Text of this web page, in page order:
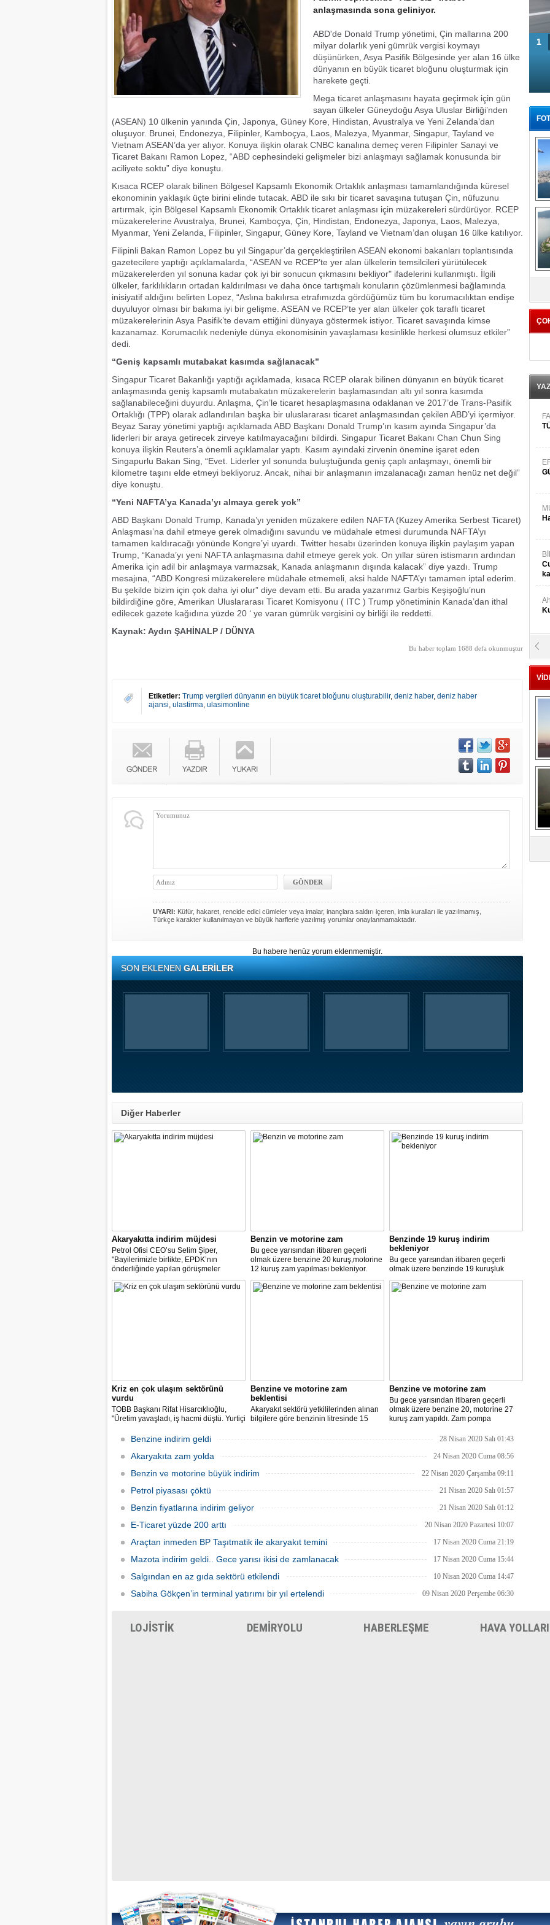
anlaşmasında sona geliniyor.
ABD'de Donald Trump yönetimi, Çin mallarına 200
milyar dolarlık yeni gümrük vergisi koymayı
düşünürken, Asya Pasifik Bölgesinde yer alan 16 ülke
dünyanın en büyük ticaret bloğunu oluşturmak için
harekete geçti.
Mega ticaret anlaşmasını hayata geçirmek için gün
sayan ülkeler Güneydoğu Asya Uluslar Birliği’nden
(ASEAN) 10 ülkenin yanında Çin, Japonya, Güney Kore, Hindistan, Avustralya ve Yeni Zelanda’dan
oluşuyor. Brunei, Endonezya, Filipinler, Kamboçya, Laos, Malezya, Myanmar, Singapur, Tayland ve
Vietnam ASEAN’da yer alıyor. Konuya ilişkin olarak CNBC kanalına demeç veren Filipinler Sanayi ve
Ticaret Bakanı Ramon Lopez, “ABD cephesindeki gelişmeler bizi anlaşmayı sağlamak konusunda bir
aciliyete soktu” diye konuştu.
Kısaca RCEP olarak bilinen Bölgesel Kapsamlı Ekonomik Ortaklık anlaşması tamamlandığında küresel
ekonominin yaklaşık üçte birini elinde tutacak. ABD ile sıkı bir ticaret savaşına tutuşan Çin, nüfuzunu
artırmak, için Bölgesel Kapsamlı Ekonomik Ortaklık ticaret anlaşması için müzakereleri sürdürüyor. RCEP
müzakerelerine Avustralya, Brunei, Kamboçya, Çin, Hindistan, Endonezya, Japonya, Laos, Malezya,
Myanmar, Yeni Zelanda, Filipinler, Singapur, Güney Kore, Tayland ve Vietnam’dan oluşan 16 ülke katılıyor.
Filipinli Bakan Ramon Lopez bu yıl Singapur’da gerçekleştirilen ASEAN ekonomi bakanları toplantısında
gazetecilere yaptığı açıklamalarda, “ASEAN ve RCEP’te yer alan ülkelerin temsilcileri yürütülecek
müzakerelerden yıl sonuna kadar çok iyi bir sonucun çıkmasını bekliyor" ifadelerini kullanmıştı. İlgili
ülkeler, farklılıkların ortadan kaldırılması ve daha önce tartışmalı konuların çözümlenmesi bağlamında
inisiyatif aldığını belirten Lopez, “Aslına bakılırsa etrafımızda gördüğümüz tüm bu korumacılıktan endişe
duyuluyor olması bir bakıma iyi bir gelişme. ASEAN ve RCEP’te yer alan ülkeler çok taraflı ticaret
müzakerelerinin Asya Pasifik’te devam ettiğini dünyaya göstermek istiyor. Ticaret savaşında kimse
kazanamaz. Korumacılık nedeniyle dünya ekonomisinin yavaşlaması kesinlikle herkesi olumsuz etkiler”
dedi.
“Geniş kapsamlı mutabakat kasımda sağlanacak”
Singapur Ticaret Bakanlığı yaptığı açıklamada, kısaca RCEP olarak bilinen dünyanın en büyük ticaret
anlaşmasında geniş kapsamlı mutabakatın müzakerelerin başlamasından altı yıl sonra kasımda
sağlanabileceğini duyurdu. Anlaşma, Çin’le ticaret hesaplaşmasına odaklanan ve 2017’de Trans-Pasifik
Ortaklığı (TPP) olarak adlandırılan başka bir uluslararası ticaret anlaşmasından çekilen ABD’yi içermiyor.
Beyaz Saray yönetimi yaptığı açıklamada ABD Başkanı Donald Trump’ın kasım ayında Singapur’da
liderleri bir araya getirecek zirveye katılmayacağını bildirdi. Singapur Ticaret Bakanı Chan Chun Sing
konuya ilişkin Reuters’a önemli açıklamalar yaptı. Kasım ayındaki zirvenin önemine işaret eden
Singapurlu Bakan Sing, “Evet. Liderler yıl sonunda buluştuğunda geniş çaplı anlaşmayı, önemli bir
kilometre taşını elde etmeyi bekliyoruz. Ancak, nihai bir anlaşmanın imzalanacağı zaman henüz net değil”
diye konuştu.
“Yeni NAFTA’ya Kanada’yı almaya gerek yok”
ABD Başkanı Donald Trump, Kanada’yı yeniden müzakere edilen NAFTA (Kuzey Amerika Serbest Ticaret)
Anlaşması’na dahil etmeye gerek olmadığını savundu ve müdahale etmesi durumunda NAFTA’yı
tamamen kaldıracağı yönünde Kongre’yi uyardı. Twitter hesabı üzerinden konuya ilişkin paylaşım yapan
Trump, “Kanada’yı yeni NAFTA anlaşmasına dahil etmeye gerek yok. On yıllar süren istismarın ardından
Amerika için adil bir anlaşmaya varmazsak, Kanada anlaşmanın dışında kalacak” diye yazdı. Trump
mesajına, “ABD Kongresi müzakerelere müdahale etmemeli, aksi halde NAFTA’yı tamamen iptal ederim.
Bu şekilde bizim için çok daha iyi olur” diye devam etti. Bu arada yazarımız Garbis Keşişoğlu’nun
bildirdiğine göre, Amerikan Uluslararası Ticaret Komisyonu ( ITC ) Trump yönetiminin Kanada’dan ithal
edilecek gazete kağıdına yüzde 20 ‘ ye varan gümrük vergisini oy birliği ile reddetti.
Kaynak: Aydın ŞAHİNALP / DÜNYA
Bu haber toplam 1688 defa okunmuştur
Etiketler: Trump vergileri dünyanın en büyük ticaret bloğunu oluşturabilir, deniz haber, deniz haber
ajansi, ulastirma, ulasimonline
UYARI: Küfür, hakaret, rencide edici cümleler veya imalar, inançlara saldırı içeren, imla kuralları ile yazılmamış,
Türkçe karakter kullanılmayan ve büyük harflerle yazılmış yorumlar onaylanmamaktadır.
Bu habere henüz yorum eklenmemiştir.
SON EKLENENGALERİLER
Diğer Haberler
Akaryakıtta indirim müjdesi
Petrol Ofisi CEO’su Selim Şiper,
"Bayilerimizle birlikte, EPDK’nın
önderliğinde yapılan görüşmeler
sonucunda, dağıtım masraf
paylarımızdan fedakârlık ederek
Benzin ve motorine zam
Bu gece yarısından itibaren geçerli
olmak üzere benzine 20 kuruş,motorine
12 kuruş zam yapılması bekleniyor.
Benzinde 19 kuruş indirim
bekleniyor
Bu gece yarısından itibaren geçerli
olmak üzere benzinde 19 kuruşluk
indirim gerçekleşti.
Kriz en çok ulaşım sektörünü
vurdu
TOBB Başkanı Rifat Hisarcıklıoğlu,
"Üretim yavaşladı, iş hacmi düştü. Yurtiçi
sınırları kapattı, ihracat yavaşladı,
mallarımızı taşıyamaz hale geldik" dedi.
Benzine ve motorine zam
beklentisi
Akaryakıt sektörü yetkililerinden alınan
bilgilere göre benzinin litresinde 15
zam yapılması bekleniyor.
Benzine ve motorine zam
Bu gece yarısından itibaren geçerli
olmak üzere benzine 20, motorine 27
kuruş zam yapıldı. Zam pompa
Benzine indirim geldi 28 Nisan 2020 Salı 01:43
Akaryakıta zam yolda 24 Nisan 2020 Cuma 08:56
Benzin ve motorine büyük indirim 22 Nisan 2020 Çarşamba 09:11
Petrol piyasası çöktü 21 Nisan 2020 Salı 01:57
Benzin fiyatlarına indirim geliyor 21 Nisan 2020 Salı 01:12
E-Ticaret yüzde 200 arttı 20 Nisan 2020 Pazartesi 10:07
Araçtan inmeden BP Taşıtmatik ile akaryakıt temini 17 Nisan 2020 Cuma 21:19
Mazota indirim geldi.. Gece yarısı ikisi de zamlanacak 17 Nisan 2020 Cuma 15:44
Salgından en az gıda sektörü etkilendi 10 Nisan 2020 Cuma 14:47
Sabiha Gökçen’in terminal yatırımı bir yıl ertelendi 09 Nisan 2020 Perşembe 06:30
1
LOJİSTİK DEMİRYOLU HABERLEŞME HAVA YOLLARI